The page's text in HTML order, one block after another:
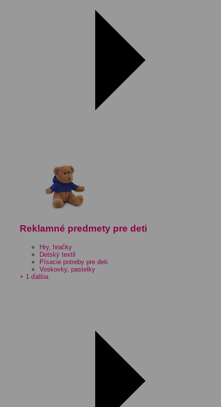
Reklamné predmety pre deti
Hry, hračky
Detský textil
Písacie potreby pre deti
Voskovky, pastelky
+ 1 ďalšia